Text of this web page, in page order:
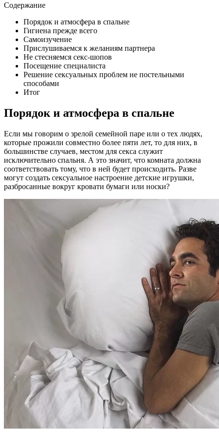
Содержание
Порядок и атмосфера в спальне
Гигиена прежде всего
Самоизучение
Прислушиваемся к желаниям партнера
Не стесняемся секс-шопов
Посещение специалиста
Решение сексуальных проблем не постельными
способами
Итог
Порядок и атмосфера в спальне
Если мы говорим о зрелой семейной паре или о тех людях,
которые прожили совместно более пяти лет, то для них, в
большинстве случаев, местом для секса служит
исключительно спальня. А это значит, что комната должна
соответствовать тому, что в ней будет происходить. Разве
могут создать сексуальное настроение детские игрушки,
разбросанные вокруг кровати бумаги или носки?